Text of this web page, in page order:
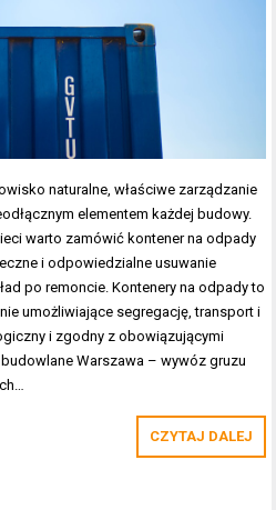
naturalne, właściwe zarządzanie
elementem każdej budowy.
warto zamówić kontener na odpady
i odpowiedzialne usuwanie
po remoncie. Kontenery na odpady to
umożliwiające segregację, transport i
i zgodny z obowiązującymi
Warszawa – wywóz gruzu
CZYTAJ DALEJ